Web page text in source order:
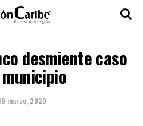
desmiente caso
marzo, 2020